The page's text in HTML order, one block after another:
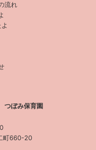
流れ
つぼみ保育園
町660-20